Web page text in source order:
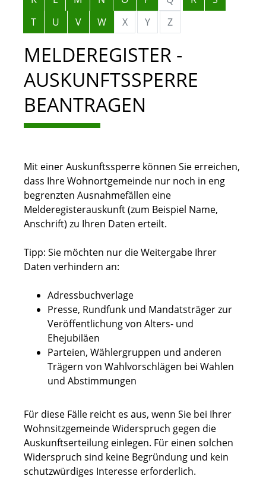
T
U V W X Y Z
MELDEREGISTER -
AUSKUNFTSSPERRE
BEANTRAGEN
Mit einer Auskunftssperre können Sie erreichen,
dass Ihre Wohnortgemeinde nur noch in eng
begrenzten Ausnahmefällen eine
Melderegisterauskunft(zum Beispiel Name,
Anschrift) zu Ihren Daten erteilt.
Tipp: Sie möchten nur die Weitergabe Ihrer
Daten verhindern an:
Adressbuchverlage
Presse, Rundfunk und Mandatsträger zur
Veröffentlichung von Alters- und
Ehejubiläen
Parteien, Wählergruppen und anderen
Trägern von Wahlvorschlägen bei Wahlen
und Abstimmungen
Für diese Fälle reicht es aus, wenn Sie bei Ihrer
Wohnsitzgemeinde Widerspruch gegen die
Auskunftserteilung einlegen. Für einen solchen
Widerspruch sind keine Begründung und kein
schutzwürdiges Interesse erforderlich.